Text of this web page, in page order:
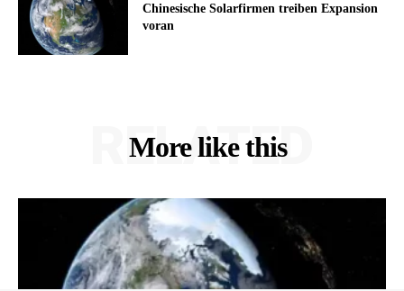
Chinesische Solarfirmen treiben Expansion
voran
More like this
RELATED